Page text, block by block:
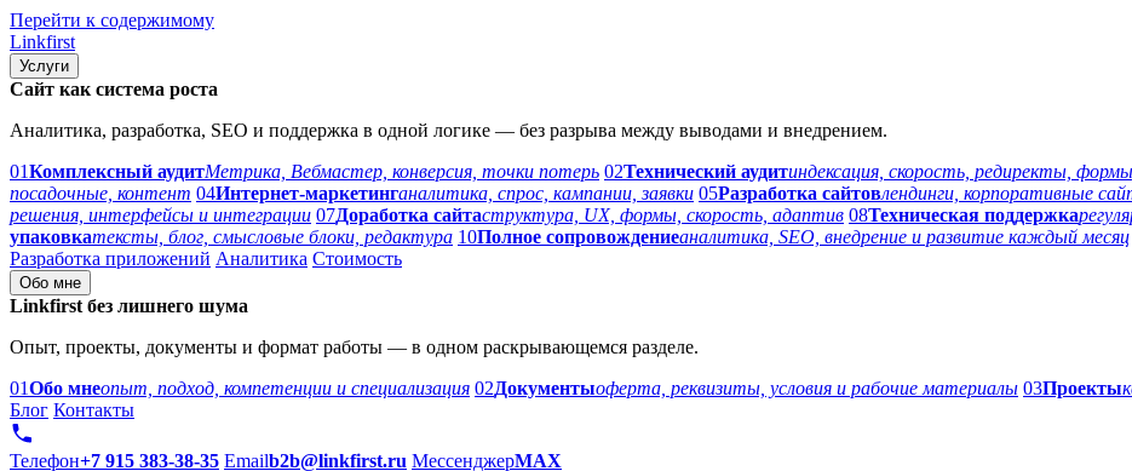
Перейти к содержимому
Linkfirst
Услуги
Сайт как система роста
Аналитика, разработка, SEO и поддержка в одной логике — без разрыва между выводами и внедрением.
01Комплексный аудитМетрика, Вебмастер, конверсия, точки потерь 02Технический аудитиндексация, скорость, редиректы,
посадочные, контент 04Интернет-маркетинганалитика, спрос, кампании, заявки 05Разработка сайтовлендинги, корпоративные
решения, интерфейсы и интеграции 07Доработка сайтаструктура, UX, формы, скорость, адаптив 08Техническая поддержка
упаковкатексты, блог, смысловые блоки, редактура 10Полное сопровождениеаналитика, SEO, внедрение и развитие каждый месяц
Разработка приложений Аналитика Стоимость
Обо мне
Linkfirst без лишнего шума
Опыт, проекты, документы и формат работы — в одном раскрывающемся разделе.
01Обо мнеопыт, подход, компетенции и специализация 02Документыоферта, реквизиты, условия и рабочие материалы 03Проекты
Блог Контакты
Телефон+7 915 383-38-35 Emailb2b@linkfirst.ru МессенджерMAX